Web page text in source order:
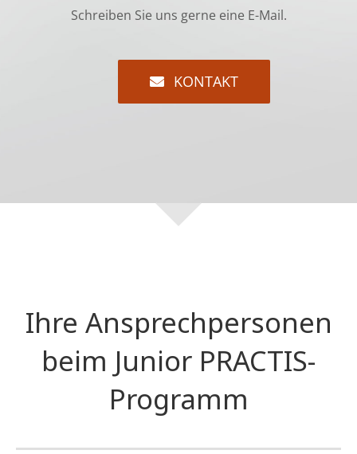
Schreiben Sie uns gerne eine E-Mail.
KONTAKT
Ihre Ansprechpersonen
beim Junior PRACTIS-
Programm